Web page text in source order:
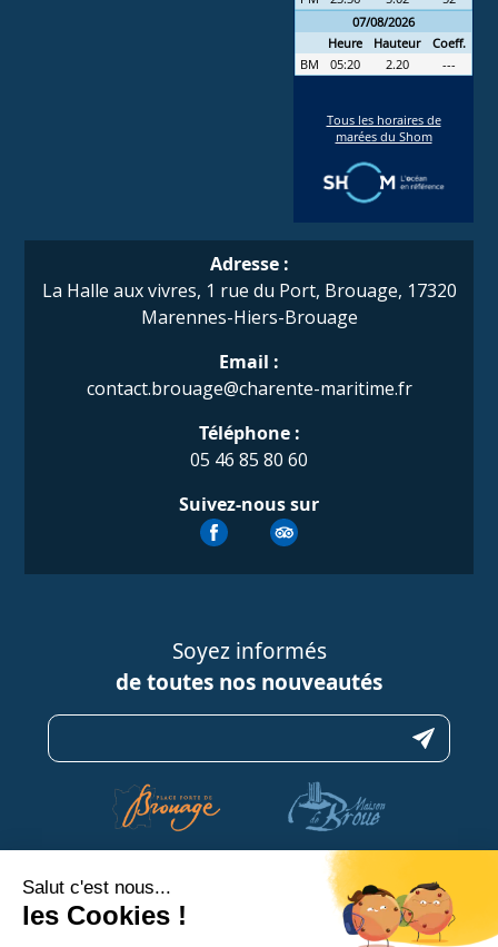
Adresse :
La Halle aux vivres, 1 rue du Port, Brouage, 17320
Marennes-Hiers-Brouage
Email :
contact.brouage@charente-maritime.fr
Téléphone :
05 46 85 80 60
Suivez-nous sur
Soyez informés
de toutes nos nouveautés
N’hésitez pas à nous contacter